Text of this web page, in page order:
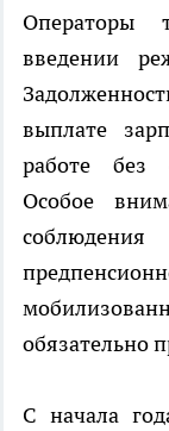
Операторы
введении
выплате
работе без
Особое
обязательно
С начала